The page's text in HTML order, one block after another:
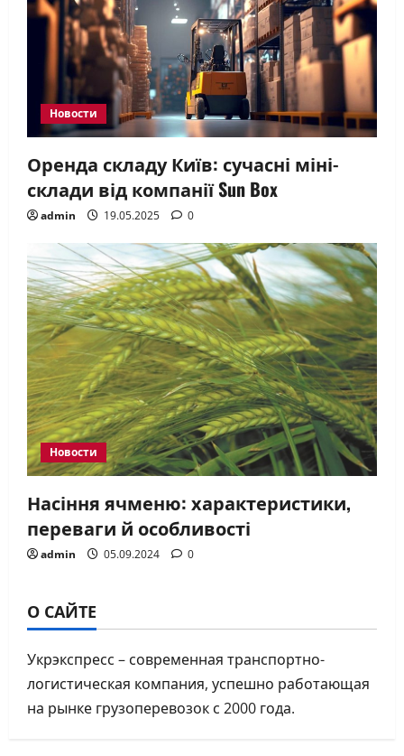
Новости
Оренда складу Київ: сучасні міні-
склади від компанії Sun Box
admin 19.05.2025 0
Новости
Насіння ячменю: характеристики,
переваги й особливості
admin 05.09.2024 0
О САЙТЕ
Укрэкспресс – современная транспортно-
логистическая компания, успешно работающая
на рынке грузоперевозок с 2000 года.